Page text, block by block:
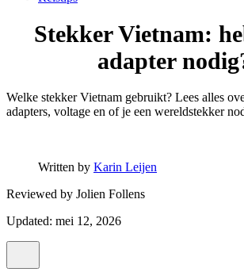
Stekker Vietnam:
adapter
Welke stekker Vietnam gebruikt? Lees alles
adapters, voltage en of je een wereldstekker
Written by Karin Leijen
Reviewed by Jolien Follens
Updated: mei 12, 2026